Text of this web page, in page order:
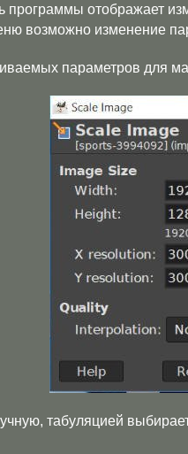
программы отображает
возможно изменение
параметров для
табуляцией